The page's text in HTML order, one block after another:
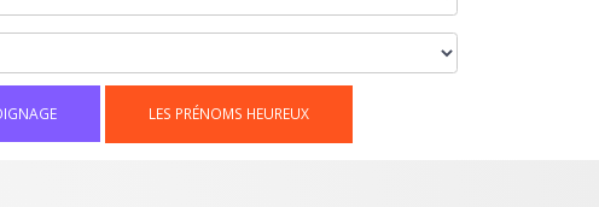
LES PRÉNOMS HEUREUX